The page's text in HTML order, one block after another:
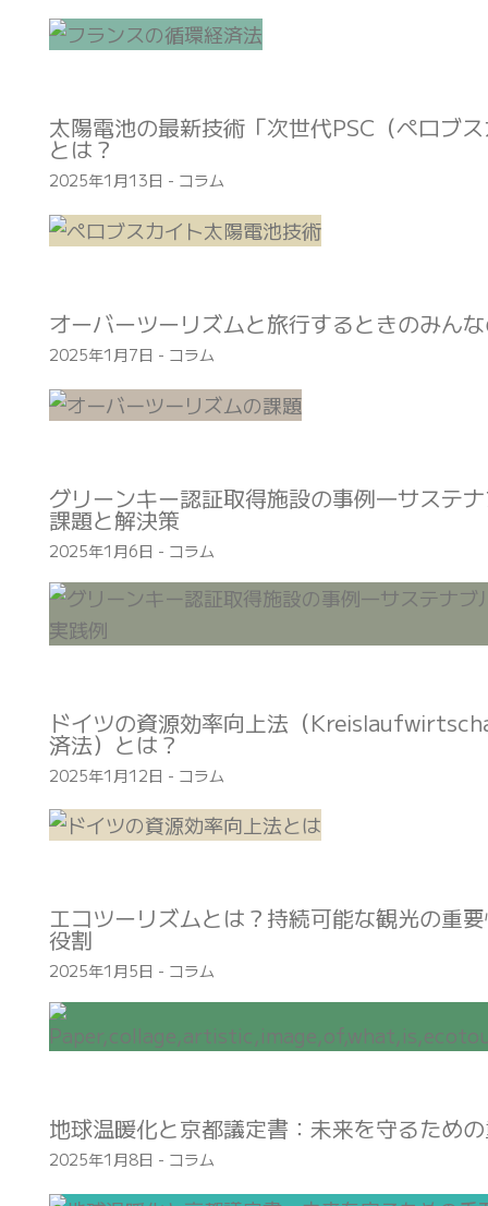
太陽電池の最新技術「次世代PSC（ペロブ
とは？
2025年1月13日 - コラム
オーバーツーリズムと旅行するときのみん
2025年1月7日 - コラム
グリーンキー認証取得施設の事例―サステ
課題と解決策
2025年1月6日 - コラム
ドイツの資源効率向上法（
済法）とは？
2025年1月12日 - コラム
エコツーリズムとは？持続可能な観光の重
役割
2025年1月5日 - コラム
地球温暖化と京都議定書：未来を守るため
2025年1月8日 - コラム